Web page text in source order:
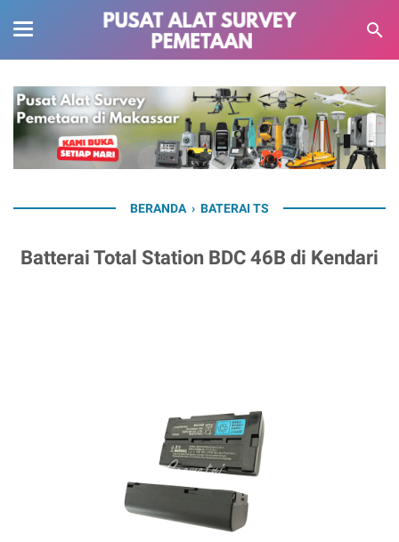
BERANDA › BATERAI TS
Batterai Total Station BDC 46B di Kendari